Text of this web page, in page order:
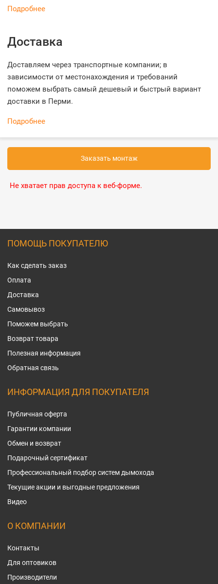
Подробнее
Доставка
Доставляем через транспортные компании; в
зависимости от местонахождения и требований
поможем выбрать самый дешевый и быстрый вариант
доставки в Перми.
Подробнее
Заказать монтаж
Не хватает прав доступа к веб-форме.
ПОМОЩЬ ПОКУПАТЕЛЮ
Как сделать заказ
Оплата
Доставка
Самовывоз
Поможем выбрать
Возврат товара
Полезная информация
Обратная связь
ИНФОРМАЦИЯ ДЛЯ ПОКУПАТЕЛЯ
Публичная оферта
Гарантии компании
Обмен и возврат
Подарочный сертификат
Профессиональный подбор систем дымохода
Текущие акции и выгодные предложения
Видео
О КОМПАНИИ
Контакты
Для оптовиков
Производители